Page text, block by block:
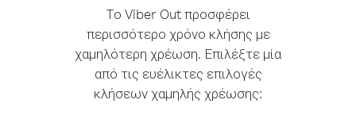
Το Viber Out προσφέρει
περισσότερο χρόνο κλήσης με
χαμηλότερη χρέωση. Επιλέξτε μία
από τις ευέλικτες επιλογές
κλήσεων χαμηλής χρέωσης: